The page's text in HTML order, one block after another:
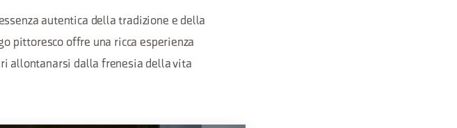
autentica della tradizione e della
pittoresco offre una ricca esperienza
allontanarsi dalla frenesia della vita